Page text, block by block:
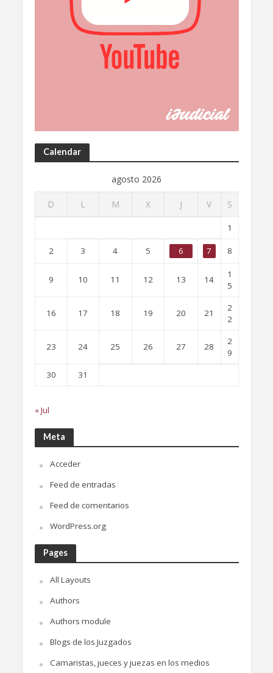
Calendar
agosto 2026
D L M X J V S
1
2 3 4 5 6 7 8
9 10 11 12 13 14
1
5
16 17 18 19 20 21
2
2
23 24 25 26 27 28
2
9
30
31
« Jul
Meta
Acceder
Feed de entradas
Feed de comentarios
WordPress.org
Pages
All Layouts
Authors
Authors module
Blogs de los Juzgados
Camaristas, jueces y juezas en los medios